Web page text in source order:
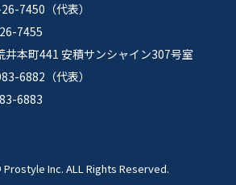
7450（代表）
7455
井本町441 安積サンシャイン307号室
6882（代表）
6883
Inc. ALL Rights Reserved.